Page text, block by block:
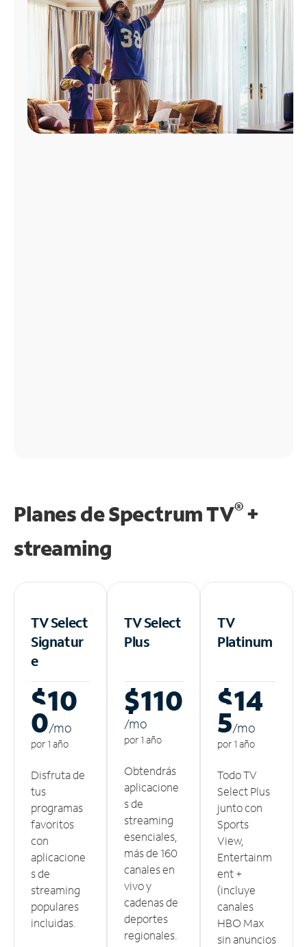
Planes de Spectrum TV®+
streaming
TV Select
Signatur
e
$10
0/mo
por 1 año
Disfruta de
tus
programas
favoritos
con
aplicacione
s de
streaming
populares
incluidas.
TV Select
Plus
$110
/mo
por 1 año
Obtendrás
aplicacione
s de
streaming
esenciales,
más de 160
canales en
vivo y
cadenas de
deportes
regionales.
TV
Platinum
$14
5/mo
por 1 año
Todo TV
Select Plus
junto con
Sports
View,
Entertainm
ent +
(incluye
canales
HBO Max
sin anuncios